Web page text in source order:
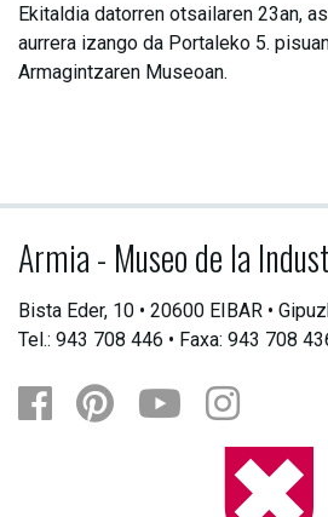
Ekitaldia datorren otsailaren 23an,
aurrera izango da Portaleko 5.
Armagintzaren Museoan.
Armia - Museo de la
Bista Eder, 10 • 20600 EIBAR •
Tel.: 943 708 446 • Faxa: 943 708